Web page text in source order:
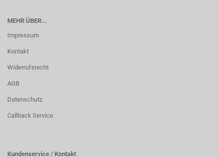
MEHR ÜBER...
Impressum
Kontakt
Widerrufsrecht
AGB
Datenschutz
Callback Service
Kundenservice / Kontakt